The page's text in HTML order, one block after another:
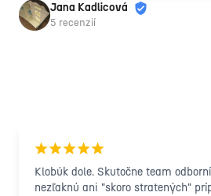
Jana Kadlicová
5 recenzií
¡¡¡¡¡
Klobúk dole. Skutočne team
nezľaknú ani "skoro stratených"